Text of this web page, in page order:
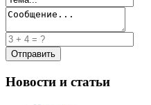
Новости и статьи